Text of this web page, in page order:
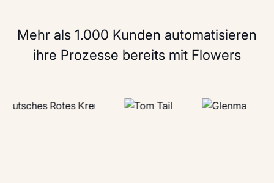
Mehr als 1.000 Kunden automatisieren
ihre Prozesse bereits mit Flowers